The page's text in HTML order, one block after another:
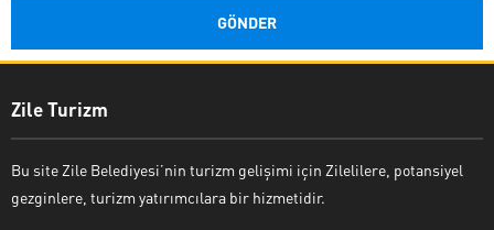
Zile Turizm
Bu site Zile Belediyesi’nin turizm gelişimi için Zilelilere, potansiyel
gezginlere, turizm yatırımcılara bir hizmetidir.